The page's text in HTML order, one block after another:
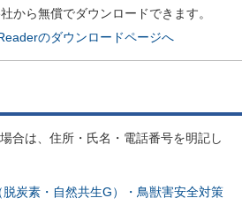
から無償でダウンロードできます。
のダウンロードページへ
合は、住所・氏名・電話番号を明記し
炭素・自然共生G）・鳥獣害安全対策